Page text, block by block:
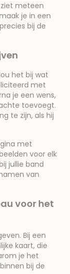
ziet meteen
je in een
bij de
het bij wat
met
je een wens,
toevoegt.
te zijn, als hij
met
voor elk
jullie band
van
voor het
Bij een
kaart, die
je het
bij de